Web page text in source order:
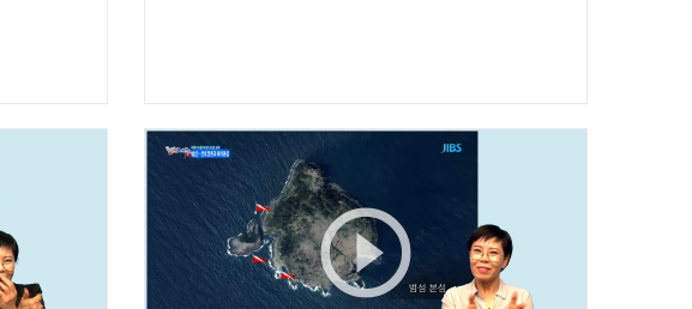
play_circle_outline